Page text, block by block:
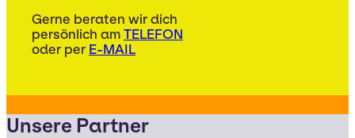
Gerne beraten wir dich
persönlich am TELEFON
oder per E-MAIL
Unsere Partner